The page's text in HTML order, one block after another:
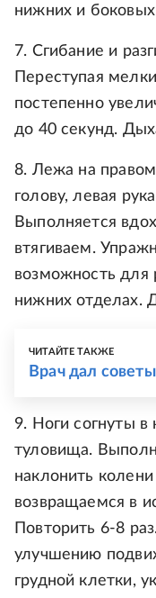
нижних и боковых
7. Сгибание и
Переступая
постепенно
до 40 секунд.
8. Лежа на
голову, левая
Выполняется
втягиваем.
возможность для
нижних отделах.
ЧИТАЙТЕ ТАКЖЕ
Врач дал
9. Ноги согнуты в
туловища.
наклонить
возвращаемся в
Повторить 6-8
улучшению
грудной клетки,